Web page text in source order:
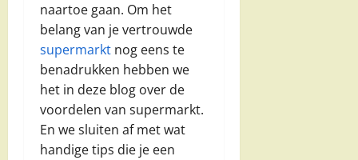
naartoe gaan. Om het
belang van je vertrouwde
supermarkt nog eens te
benadrukken hebben we
het in deze blog over de
voordelen van supermarkt.
En we sluiten af met wat
handige tips die je een